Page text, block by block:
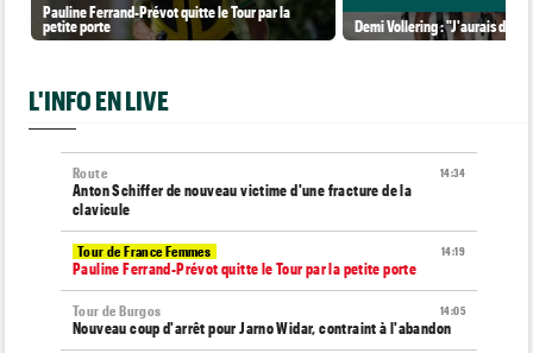
Pauline Ferrand-Prévot quitte le Tour par la
petite porte
Demi Vollering : "J'aurais dû
L'INFO EN LIVE
14:34
Route
Anton Schiffer de nouveau victime d'une fracture de la
clavicule
14:19
Tour de France Femmes
Pauline Ferrand-Prévot quitte le Tour par la petite porte
14:05
Tour de Burgos
Nouveau coup d'arrêt pour Jarno Widar, contraint à l'abandon